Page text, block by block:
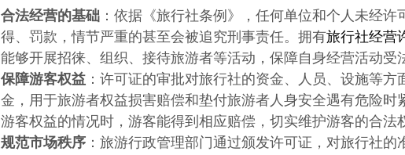
合法经营的基础 ：依据《旅行社条例》，任何单位和个人未经
得、罚款，情节严重的甚至会被追究刑事责任。拥有旅行社经营
能够开展招徕、组织、接待旅游者等活动，保障自身经营活动受
保障游客权益 ：许可证的审批对旅行社的资金、人员、设施等
金，用于旅游者权益损害赔偿和垫付旅游者人身安全遇有危险
游客权益的情况时，游客能得到相应赔偿，切实维护游客的合法
规范市场秩序 ：旅游行政管理部门通过颁发许可证，对旅行社